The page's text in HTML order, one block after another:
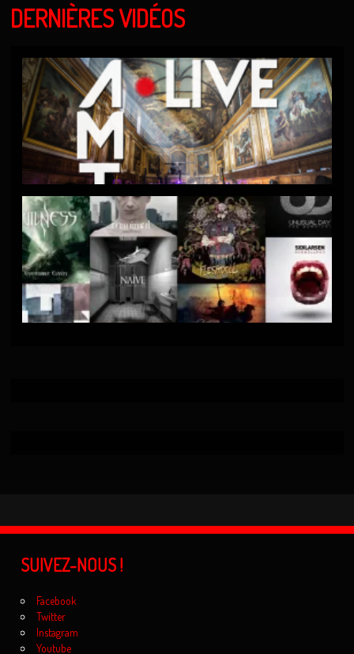
DERNIÈRES VIDÉOS
SUIVEZ-NOUS !
Facebook
Twitter
Instagram
Youtube